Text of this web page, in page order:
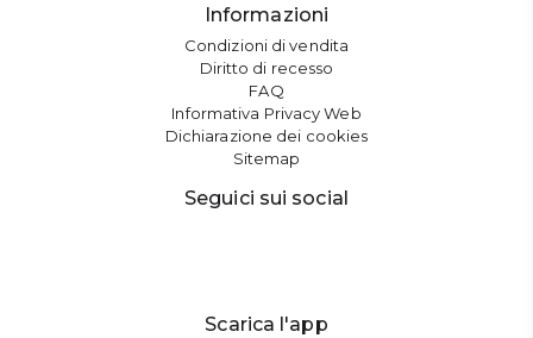
Informazioni
Condizioni di vendita
Diritto di recesso
FAQ
Informativa Privacy Web
Dichiarazione dei cookies
Sitemap
Seguici sui social
Scarica l'app